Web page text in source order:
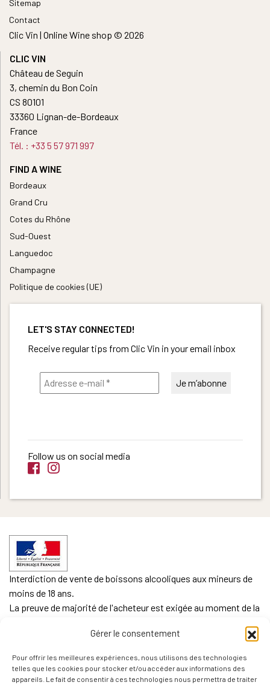
Gérer le consentement
Pour offrir les meilleures expériences, nous utilisons des technologies
telles que les cookies pour stocker et/ou accéder aux informations des
appareils. Le fait de consentir à ces technologies nous permettra de traiter
Sitemap
Contact
Clic Vin | Online Wine shop © 2026
CLIC VIN
Château de Seguin
3, chemin du Bon Coin
CS 80101
33360 Lignan-de-Bordeaux
France
Tél. : +33 5 57 971 997
FIND A WINE
Bordeaux
Grand Cru
Cotes du Rhône
Sud-Ouest
Languedoc
Champagne
Politique de cookies (UE)
LET'S STAY CONNECTED!
Receive regular tips from Clic Vin in your email inbox
Follow us on social media
Interdiction de vente de boissons alcooliques aux mineurs de
moins de 18 ans.
La preuve de majorité de l'acheteur est exigée au moment de la
L'abus d'alcool est dangereux pour la santé. Sachez
consommer avec modération.